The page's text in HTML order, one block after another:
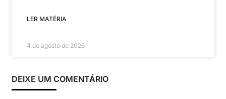
LER MATÉRIA
4 de agosto de 2026
DEIXE UM COMENTÁRIO